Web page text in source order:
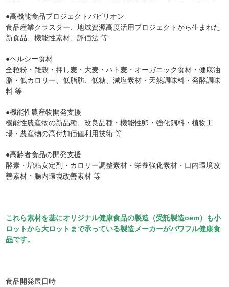
●高機能食品プロジェクトパビリオン
食品産業クラスター、地域資源高度活用プロジェクトから生まれた
新食品、機能性素材、評価法 等
●ヘルシー食材
全粒粉・雑穀・押し麦・大麦・ハト麦・オーガニック食材・健康油
脂・低カロリー、低脂肪、低糖、減塩素材・天然調味料・発酵調味
料 等
●機能性農産物開発支援
機能性農産物の新品種、改良品種・機能性卵・強化飼料・植物工
場・農産物の高付加価値利用技術 等
●高齢者食品の開発支援
酵素・増粘安定剤・カロリー調整素材・栄養強化素材・口内環境改
善素材・腸内環境改善素材 等
これら素材を基にオリジナル健康食品の製造（受託製造oem）も小
ロットから大ロットまで承っている製造メーカーがパワフル健康食
品です。
食品開発展日時